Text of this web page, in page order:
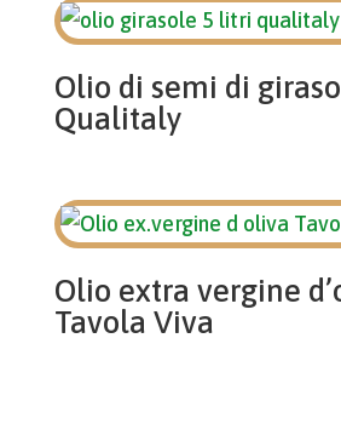
Olio di semi di
Qualitaly
Olio extra vergine
Tavola Viva